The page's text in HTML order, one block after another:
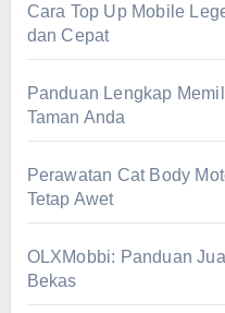
Cara Top Up Mobile
dan Cepat
Panduan Lengkap
Taman Anda
Perawatan Cat Body
Tetap Awet
OLXMobbi: Panduan
Bekas